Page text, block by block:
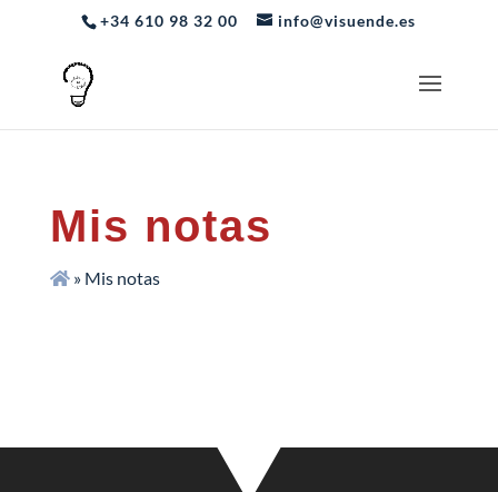
+34 610 98 32 00 info@visuende.es
Mis notas
» Mis notas